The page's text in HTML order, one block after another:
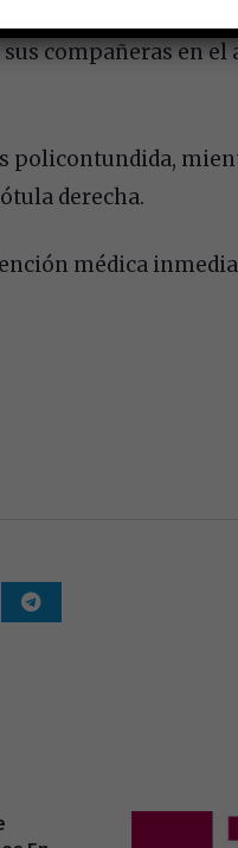
Comando y Control
compañeras en
policontundida,
derecha.
médica